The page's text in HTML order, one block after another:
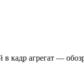
агрегат —